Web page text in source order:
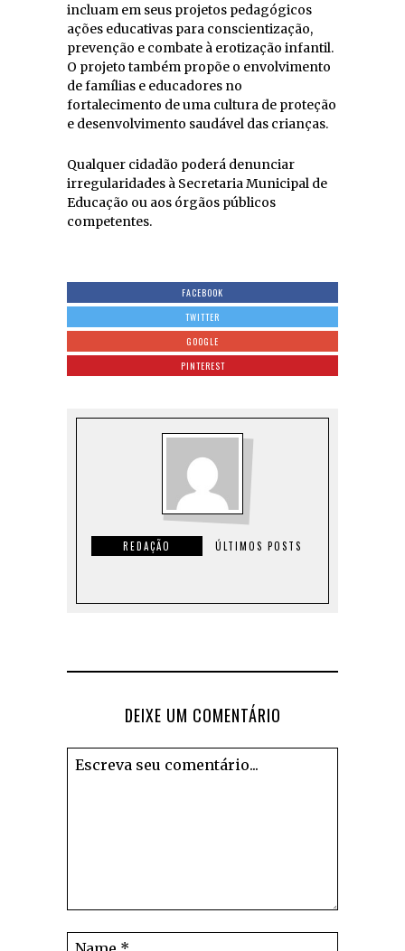
incluam em seus projetos pedagógicos
ações educativas para conscientização,
prevenção e combate à erotização infantil.
O projeto também propõe o envolvimento
de famílias e educadores no
fortalecimento de uma cultura de proteção
e desenvolvimento saudável das crianças.
Qualquer cidadão poderá denunciar
irregularidades à Secretaria Municipal de
Educação ou aos órgãos públicos
competentes.
FACEBOOK
TWITTER
GOOGLE
PINTEREST
REDAÇÃO ÚLTIMOS POSTS
DEIXE UM COMENTÁRIO